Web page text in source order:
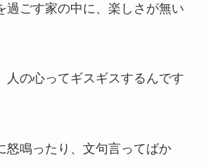
過ごす家の中に、楽しさが無い
人の心ってギスギスするんです
怒鳴ったり、文句言ってばか